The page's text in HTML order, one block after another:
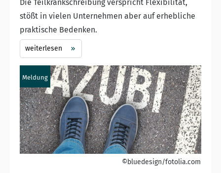
Die Teilkrankschreibung verspricht Flexibilität,
stößt in vielen Unternehmen aber auf erhebliche
praktische Bedenken.
weiterlesen
Meldung
©bluedesign/fotolia.com